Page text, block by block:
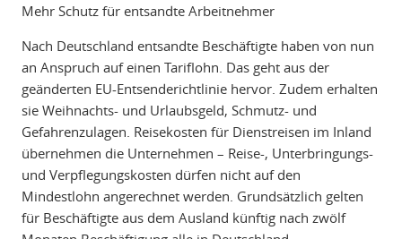
Mehr Schutz für entsandte Arbeitnehmer
Nach Deutschland entsandte Beschäftigte haben von nun
an Anspruch auf einen Tariflohn. Das geht aus der
geänderten EU-Entsenderichtlinie hervor. Zudem erhalten
sie Weihnachts- und Urlaubsgeld, Schmutz- und
Gefahrenzulagen. Reisekosten für Dienstreisen im Inland
übernehmen die Unternehmen – Reise-, Unterbringungs-
und Verpflegungskosten dürfen nicht auf den
Mindestlohn angerechnet werden. Grundsätzlich gelten
für Beschäftigte aus dem Ausland künftig nach zwölf